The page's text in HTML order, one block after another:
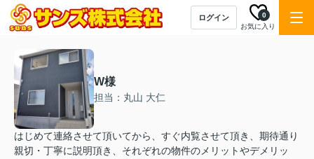
ログイン
お気に入り
0
W様
担当：丸山 大仁
はじめて連絡させて頂いてから、すぐ内覧させて頂き、期待通り
親切・丁寧に説明頂き、それぞれの物件のメリットやデメリッ